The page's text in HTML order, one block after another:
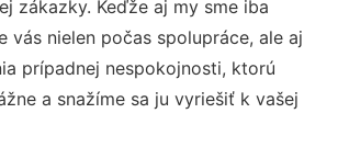
zákazky. Keďže aj my sme iba
vás nielen počas spolupráce, ale aj
prípadnej nespokojnosti, ktorú
a snažíme sa ju vyriešiť k vašej